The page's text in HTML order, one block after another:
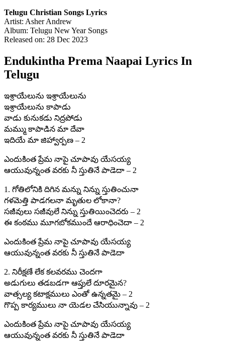
Telugu Christian Songs Lyrics
Artist: Asher Andrew
Album: Telugu New Year Songs
Released on: 28 Dec 2023
Endukintha Prema Naapai Lyrics In
Telugu
ఇశ్రాయేలును ఇశ్రాయేలును
ఇశ్రాయేలును కాపాడు
వాడు కునుకడు నిద్రపోడు
మమ్ము కాపాడిన మా దేవా
ఇదియే మా జిహ్వార్పణ – 2
ఎందుకింత ప్రేమ నాపై చూపావు యేసయ్య
ఆయువున్నంత వరకు నీ స్తుతినే పాడెదా – 2
1. గోతిలోనికి దిగిన మన్ను నిన్ను స్తుతించునా
గళమెత్తి పాడగలనా మృతుల లోకానా?
సజీవులు సజీవులే నిన్ను స్తుతియించెదరు – 2
ఈ కంఠము మూగబోకముందే ఆరాధించెదా – 2
ఎందుకింత ప్రేమ నాపై చూపావు యేసయ్య
ఆయువున్నంత వరకు నీ స్తుతినే పాడెదా
2. నిరీక్షణే లేక కలవరము చెందగా
అడుగులు తడబడగా ఆప్తులే దూరమైన?
వాత్సల్య కటాక్షములు ఎంతో ఉన్నతమై – 2
గొప్ప కార్యములు నా యెడల చేసియున్నావు – 2
ఎందుకింత ప్రేమ నాపై చూపావు యేసయ్య
ఆయువున్నంత వరకు నీ స్తుతినే పాడెదా